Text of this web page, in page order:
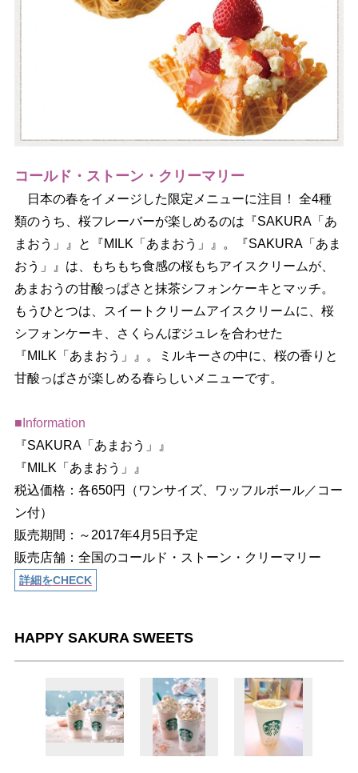
コールド・ストーン・クリーマリー
日本の春をイメージした限定メニューに注目！ 全4種
類のうち、桜フレーバーが楽しめるのは『SAKURA「あ
まおう」』と『MILK「あまおう」』。『SAKURA「あま
おう」』は、もちもち食感の桜もちアイスクリームが、
あまおうの甘酸っぱさと抹茶シフォンケーキとマッチ。
もうひとつは、スイートクリームアイスクリームに、桜
シフォンケーキ、さくらんぼジュレを合わせた
『MILK「あまおう」』。ミルキーさの中に、桜の香りと
甘酸っぱさが楽しめる春らしいメニューです。
■Information
『SAKURA「あまおう」』
『MILK「あまおう」』
税込価格：各650円（ワンサイズ、ワッフルボール／コー
ン付）
販売期間：～2017年4月5日予定
販売店舗：全国のコールド・ストーン・クリーマリー
詳細をCHECK
HAPPY SAKURA SWEETS